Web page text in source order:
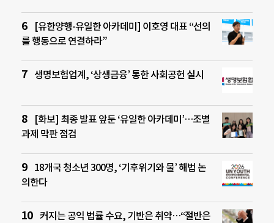
[유한양행-유일한 아카데미] 이호영 대표 “선의
를 행동으로 연결하라”
생명보험업계, ‘상생금융’ 통한 사회공헌 실시
[화보] 최종 발표 앞둔 ‘유일한 아카데미’…조별
과제 막판 점검
18개국 청소년 300명, ‘기후위기와 물’ 해법 논
의한다
커지는 공익 법률 수요, 기반은 취약…“절반은